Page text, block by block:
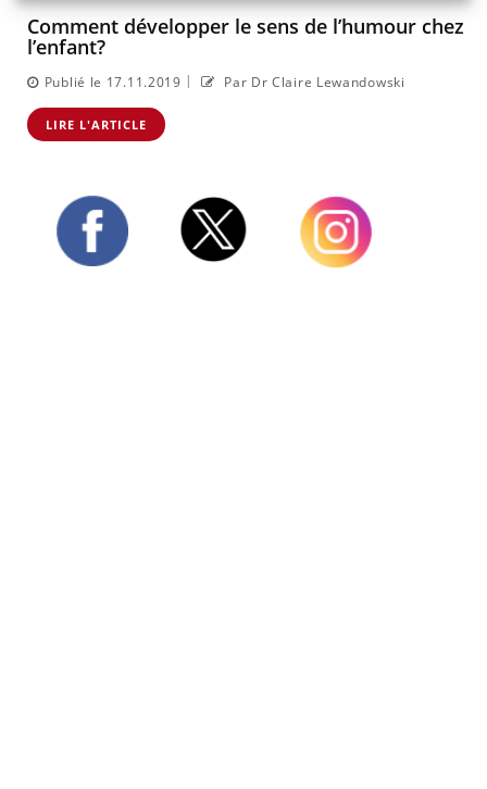
Comment développer le sens de l’humour chez
l’enfant?
Publié le 17.11.2019 | Par Dr Claire Lewandowski
LIRE L'ARTICLE